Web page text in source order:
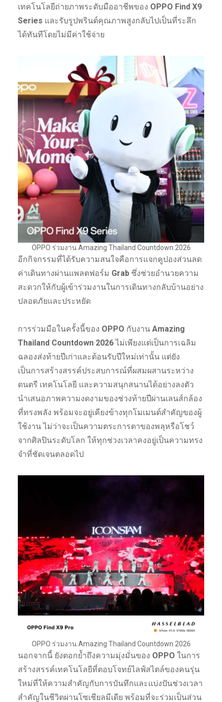
เทคโนโลยีถ่ายภาพระดับมืออาชีพของ OPPO Find X9
Series และรับรูปพรินต์คุณภาพสูงกลับไปเป็นที่ระลึก
ได้ทันทีโดยไม่มีค่าใช้จ่าย
OPPO ร่วมงาน Amazing Thailand Countdown 2026
อีกกิจกรรมที่ได้รับความสนใจคือการแจกคูปองส่วนลด
ค่าเดินทางผ่านแพลตฟอร์ม Grabซึ่งช่วยอำนวยความ
สะดวกให้กับผู้เข้าร่วมงานในการเดินทางกลับบ้านอย่าง
ปลอดภัยและประหยัด
การร่วมมือในครั้งนี้ของ OPPO กับงาน Amazing
Thailand Countdown 2026ไม่เพียงแต่เป็นการเฉลิม
ฉลองส่งท้ายปีเก่าและต้อนรับปีใหม่เท่านั้น แต่ยัง
เป็นการสร้างสรรค์ประสบการณ์ที่ผสมผสานระหว่าง
ดนตรี เทคโนโลยี และความสนุกสนานได้อย่างลงตัว
นำเสนอภาพความงดงามของช่วงท้ายปีผ่านเลนส์กล้อง
ที่ทรงพลัง พร้อมจะอยู่เคียงข้างทุกโมเมนต์สำคัญของผู้
ใช้งาน ไม่ว่าจะเป็นความตระการตาของพลุหรือโชว์
จากศิลปินระดับโลก ให้ทุกช่วงเวลาคงอยู่เป็นความทรง
จำที่ชัดเจนตลอดไป
OPPO ร่วมงาน Amazing Thailand Countdown 2026
นอกจากนี้ ยังตอกย้ำถึงความมุ่งมั่นของ OPPO ในการ
สร้างสรรค์เทคโนโลยีที่ตอบโจทย์ไลฟ์สไตล์ของคนรุ่น
ใหม่ที่ให้ความสำคัญกับการบันทึกและแบ่งปันช่วงเวลา
สำคัญในชีวิตผ่านโซเชียลมีเดีย พร้อมที่จะร่วมเป็นส่วน